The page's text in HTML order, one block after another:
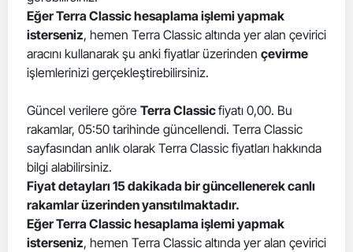
Eğer Terra Classic hesaplama işlemi yapmak
isterseniz, hemen Terra Classic altında yer alan çevirici
aracını kullanarak şu anki fiyatlar üzerinden çevirme
işlemlerinizi gerçekleştirebilirsiniz.
Güncel verilere göre Terra Classicfiyatı 0,00. Bu
rakamlar, 05:50 tarihinde güncellendi. Terra Classic
sayfasından anlık olarak Terra Classic fiyatları hakkında
bilgi alabilirsiniz.
Fiyat detayları 15 dakikada bir güncellenerek canlı
rakamlar üzerinden yansıtılmaktadır.
Eğer Terra Classic hesaplama işlemi yapmak
isterseniz, hemen Terra Classic altında yer alan çevirici